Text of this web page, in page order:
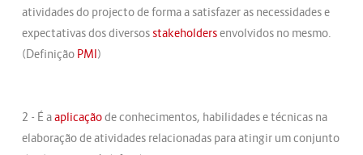
atividades do projecto de forma a satisfazer as necessidades e
expectativas dos diversosstakeholdersenvolvidos no mesmo.
(Definição PMI)
2 - É aaplicaçãode conhecimentos, habilidades e técnicas na
elaboração de atividades relacionadas para atingir um conjunto